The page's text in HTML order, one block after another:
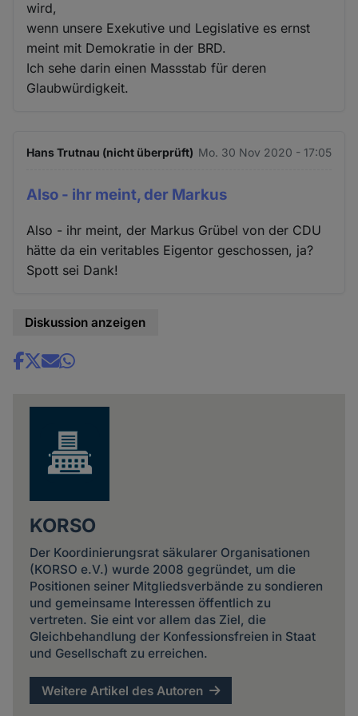
wird,
wenn unsere Exekutive und Legislative es ernst
meint mit Demokratie in der BRD.
Ich sehe darin einen Massstab für deren
Glaubwürdigkeit.
Hans Trutnau (nicht überprüft) Mo. 30 Nov 2020 - 17:05
Also - ihr meint, der Markus
Also - ihr meint, der Markus Grübel von der CDU
hätte da ein veritables Eigentor geschossen, ja?
Spott sei Dank!
Diskussion anzeigen
Share
KORSO
Der Koordinierungsrat säkularer Organisationen
(KORSO e.V.) wurde 2008 gegründet, um die
Positionen seiner Mitgliedsverbände zu sondieren
und gemeinsame Interessen öffentlich zu
vertreten. Sie eint vor allem das Ziel, die
Gleichbehandlung der Konfessionsfreien in Staat
und Gesellschaft zu erreichen.
Weitere Artikel des Autoren